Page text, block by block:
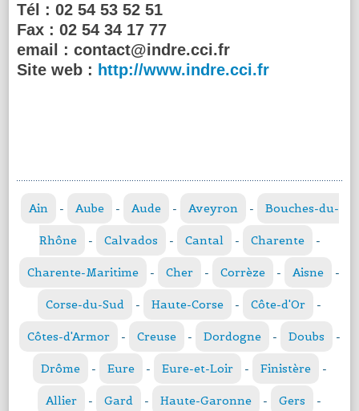
Tél : 02 54 53 52 51
Fax : 02 54 34 17 77
email : contact@indre.cci.fr
Site web : http://www.indre.cci.fr
Ain - Aube - Aude - Aveyron - Bouches-du-
Rhône - Calvados - Cantal - Charente -
Charente-Maritime - Cher - Corrèze - Aisne -
Corse-du-Sud - Haute-Corse - Côte-d'Or -
Côtes-d'Armor - Creuse - Dordogne - Doubs -
Drôme - Eure - Eure-et-Loir - Finistère -
Allier - Gard - Haute-Garonne - Gers -